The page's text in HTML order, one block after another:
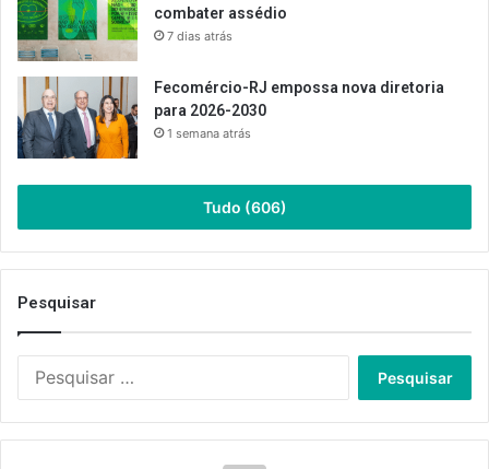
combater assédio
7 dias atrás
Fecomércio-RJ empossa nova diretoria
para 2026-2030
1 semana atrás
Tudo (606)
Pesquisar